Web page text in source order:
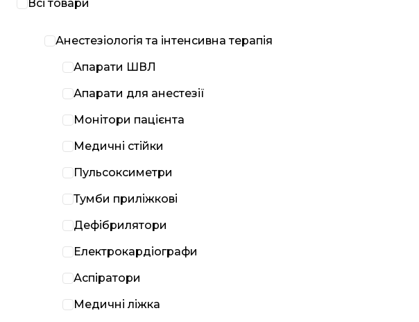
Всі товари
Анестезіологія та інтенсивна терапія
Апарати ШВЛ
Апарати для анестезії
Монітори пацієнта
Медичні стійки
Пульсоксиметри
Тумби приліжкові
Дефібрилятори
Електрокардіографи
Аспіратори
Медичні ліжка